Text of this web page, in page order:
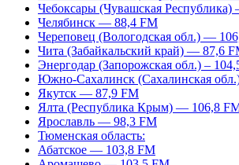
Чебоксары (Чувашская
Челябинск — 88,4 FM
Череповец (Вологодская обл.) —
Чита (Забайкальский край) — 87,6
Энергодар (Запорожская обл.) –
Южно-Сахалинск (Сахалинская
Якутск — 87,9 FM
Ялта (Республика Крым) — 106,8
Ярославль — 98,3 FM
Тюменская область:
Абатское — 103,8 FM